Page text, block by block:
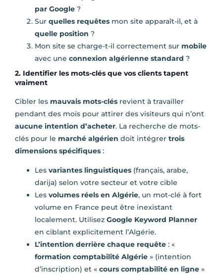
par Google ?
Sur quelles requêtes mon site apparaît-il, et à
quelle position ?
Mon site se charge-t-il correctement sur mobile
avec une connexion algérienne standard ?
2. Identifier les mots-clés que vos clients tapent
vraiment
Cibler les mauvais mots-clés revient à travailler
pendant des mois pour attirer des visiteurs qui n’ont
aucune intention d’acheter. La recherche de mots-
clés pour le marché algérien doit intégrer trois
dimensions spécifiques :
Les variantes linguistiques (français, arabe,
darija) selon votre secteur et votre cible
Les volumes réels en Algérie, un mot-clé à fort
volume en France peut être inexistant
localement. Utilisez Google Keyword Planner
en ciblant explicitement l’Algérie.
L’intention derrière chaque requête : «
formation comptabilité Algérie » (intention
d’inscription) et « cours comptabilité en ligne »